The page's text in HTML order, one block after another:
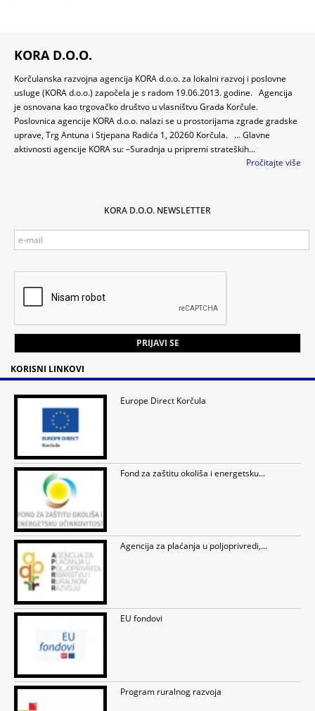
KORA D.O.O.
Korčulanska razvojna agencija KORA d.o.o. za lokalni razvoj i poslovne
usluge (KORA d.o.o.) započela je s radom 19.06.2013. godine. Agencija
je osnovana kao trgovačko društvo u vlasništvu Grada Korčule.
Poslovnica agencije KORA d.o.o. nalazi se u prostorijama zgrade gradske
uprave, Trg Antuna i Stjepana Radića 1, 20260 Korčula. ... Glavne
aktivnosti agencije KORA su: –Suradnja u pripremi strateških...
Pročitajte više
KORA D.O.O. NEWSLETTER
KORISNI LINKOVI
Europe Direct Korčula
Fond za zaštitu okoliša i energetsku...
Agencija za plaćanja u poljoprivredi,...
EU fondovi
Program ruralnog razvoja